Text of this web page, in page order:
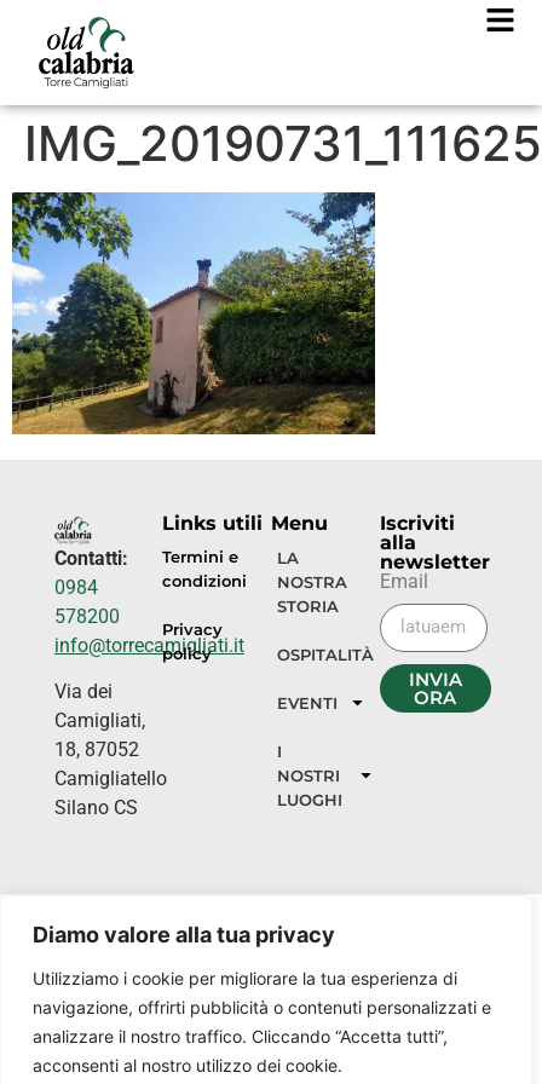
Diamo valore alla tua privacy
Utilizziamo i cookie per migliorare la tua esperienza di
navigazione, offrirti pubblicità o contenuti personalizzati e
analizzare il nostro traffico. Cliccando “Accetta tutti”,
acconsenti al nostro utilizzo dei cookie.
Contatti:
0984
578200
info@torrecamigliati.it
Via dei
Camigliati,
18, 87052
Camigliatello
Silano CS
Links utili
Termini e
condizioni
Privacy
policy
Menu
LA
NOSTRA
STORIA
OSPITALITÀ
EVENTI
I
NOSTRI
LUOGHI
Iscriviti
alla
newsletter
Email
INVIA
ORA